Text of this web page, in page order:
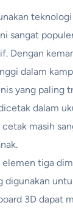
sangat
Dengan
dalam
yang paling
dalam
masih
tiga
3D dapat